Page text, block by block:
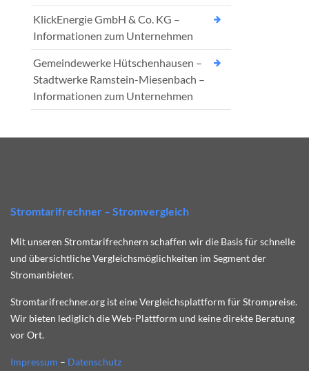
KlickEnergie GmbH & Co. KG –
Informationen zum Unternehmen
Gemeindewerke Hütschenhausen –
Stadtwerke Ramstein-Miesenbach –
Informationen zum Unternehmen
Stromtarifrechner – Stromvergleich
Mit unseren Stromtarifrechnern schaffen wir die Basis für schnelle
und übersichtliche Vergleichsmöglichkeiten im Segment der
Stromanbieter.
Stromtarifrechner.org ist eine Vergleichsplattform für Strompreise.
Wir bieten lediglich die Web-Plattform und keine direkte Beratung
vor Ort.
Impressum – Datenschutz